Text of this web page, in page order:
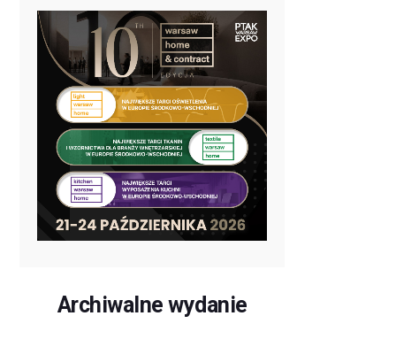
Archiwalne wydanie